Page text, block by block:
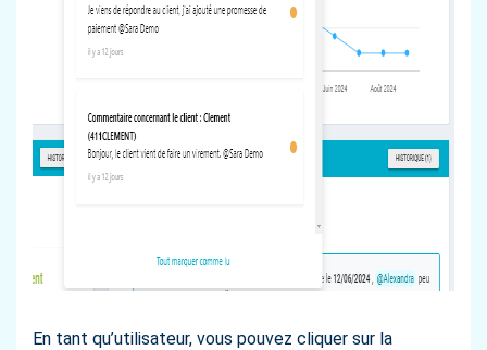
En tant qu’utilisateur, vous pouvez cliquer sur la